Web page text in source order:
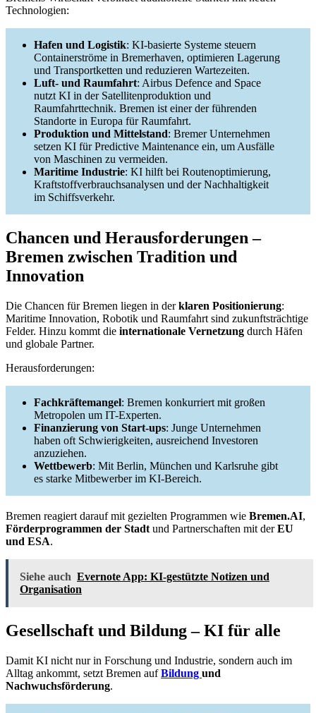
Technologien:
Hafen und Logistik: KI-basierte Systeme steuern
Containerströme in Bremerhaven, optimieren Lagerung
und Transportketten und reduzieren Wartezeiten.
Luft- und Raumfahrt: Airbus Defence and Space
nutzt KI in der Satellitenproduktion und
Raumfahrttechnik. Bremen ist einer der führenden
Standorte in Europa für Raumfahrt.
Produktion und Mittelstand: Bremer Unternehmen
setzen KI für Predictive Maintenance ein, um Ausfälle
von Maschinen zu vermeiden.
Maritime Industrie: KI hilft bei Routenoptimierung,
Kraftstoffverbrauchsanalysen und der Nachhaltigkeit
im Schiffsverkehr.
Chancen und Herausforderungen –
Bremen zwischen Tradition und
Innovation
Die Chancen für Bremen liegen in derklaren Positionierung:
Maritime Innovation, Robotik und Raumfahrt sind zukunftsträchtige
Felder. Hinzu kommt die internationale Vernetzung durch Häfen
und globale Partner.
Herausforderungen:
Fachkräftemangel: Bremen konkurriert mit großen
Metropolen um IT-Experten.
Finanzierung von Start-ups: Junge Unternehmen
haben oft Schwierigkeiten, ausreichend Investoren
anzuziehen.
Wettbewerb: Mit Berlin, München und Karlsruhe gibt
es starke Mitbewerber im KI-Bereich.
Bremen reagiert darauf mit gezielten Programmen wie Bremen.AI,
Förderprogrammen der Stadt und Partnerschaften mit derEU
und ESA.
Siehe auch Evernote App: KI-gestützte Notizen und
Organisation
Gesellschaft und Bildung – KI für alle
Damit KI nicht nur in Forschung und Industrie, sondern auch im
Alltag ankommt, setzt Bremen aufBildung und
Nachwuchsförderung.